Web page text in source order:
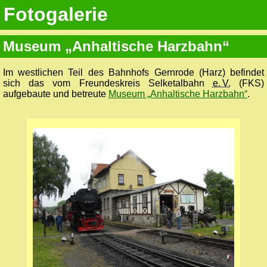
Fotogalerie
Museum „Anhaltische Harzbahn“
Im westlichen Teil des Bahnhofs Gernrode (Harz) befindet
sich das vom Freundeskreis Selketalbahn e. V. (FKS)
aufgebaute und betreute Museum „Anhaltische Harzbahn“.